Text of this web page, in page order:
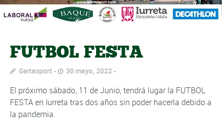
FUTBOL FESTA
Gertasport 30 mayo, 2022
El próximo sábado, 11 de Junio, tendrá lugar la FUTBOL
FESTA en Iurreta tras dos años sin poder hacerla debido a
la pandemia.